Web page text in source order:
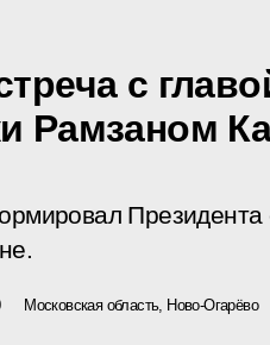
с
Рамзаном
Президента
Московская область, Ново-Огарёво